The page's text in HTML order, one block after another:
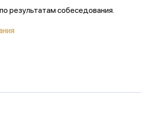
результатам собеседования.